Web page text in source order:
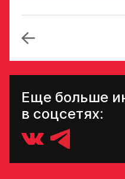
Еще больше
в соцсетях: